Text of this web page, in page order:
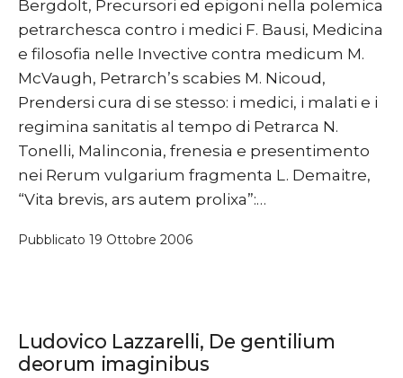
Bergdolt, Precursori ed epigoni nella polemica
petrarchesca contro i medici F. Bausi, Medicina
e filosofia nelle Invective contra medicum M.
McVaugh, Petrarch’s scabies M. Nicoud,
Prendersi cura di se stesso: i medici, i malati e i
regimina sanitatis al tempo di Petrarca N.
Tonelli, Malinconia, frenesia e presentimento
nei Rerum vulgarium fragmenta L. Demaitre,
“Vita brevis, ars autem prolixa”:…
Pubblicato 19 Ottobre 2006
Ludovico Lazzarelli, De gentilium
deorum imaginibus